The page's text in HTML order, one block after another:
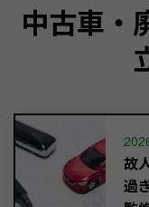
中古車・
故
過